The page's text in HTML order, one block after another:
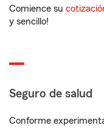
Comience su
y sencillo!
Seguro de salud
Conforme